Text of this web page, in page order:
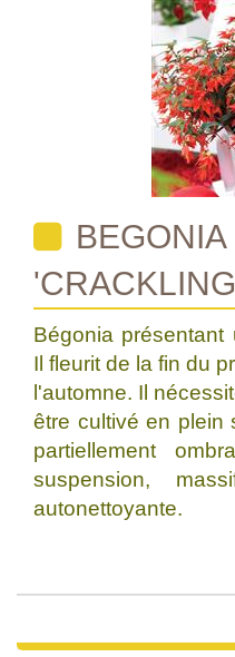
Bégonia
Il fleurit de la fin du
l'automne. Il
être cultivé en plein
partiellement
suspension,
autonettoyante.